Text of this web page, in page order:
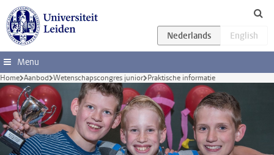
Ga direct naar de inhoud
Menu
Home Aanbod Wetenschapscongres junior Praktische informatie